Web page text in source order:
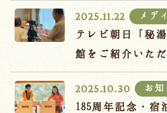
2025.11.22 メデ
テレビ朝日「秘
館をご紹介いた
2025.10.30 お知
185周年記念・宿